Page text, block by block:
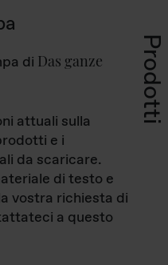
Prodotti
di Das ganze
attuali sulla
e i
da scaricare.
di testo e
vostra richiesta di
a questo